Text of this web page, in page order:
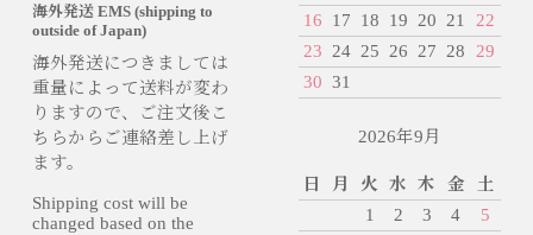
海外発送 EMS (shipping to
outside of Japan)
海外発送につきましては
重量によって送料が変わ
りますので、ご注文後こ
ちらからご連絡差し上げ
ます。
Shipping cost will be
changed based on the
16
17 18 19 20 21
22
23
24 25 26 27 28
29
30 31
2026年9月
日 月 火 水 木 金
土
1
2 3 4 5